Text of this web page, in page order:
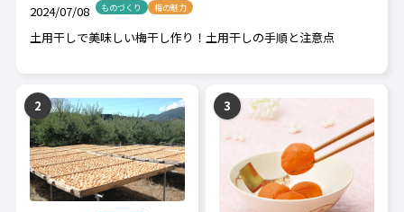
2024/07/08 ものづくり 梅の魅力
土用干しで美味しい梅干し作り！土用干しの手順と注意点